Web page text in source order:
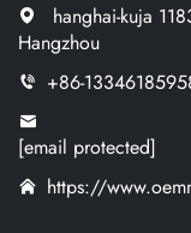
hanghai-kuja
Hangzhou
+86-
[email protected]
https://